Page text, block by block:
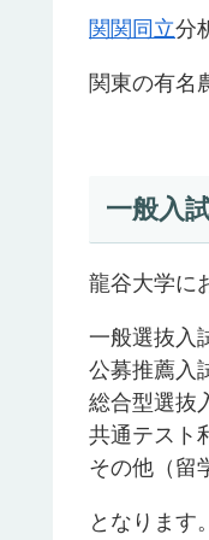
関関同立分
関東の有
一般入
龍谷大学に
一般選抜入
公募推薦入
総合型選抜
共通テスト
その他（留
となります。